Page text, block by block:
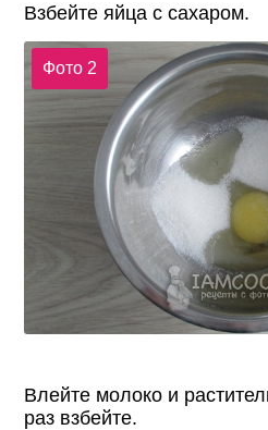
Взбейте яйца с сахаром.
Фото 2
Влейте молоко и
раз взбейте.